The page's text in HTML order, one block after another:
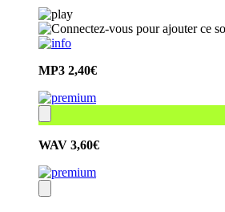
MP3 2,40€
WAV 3,60€